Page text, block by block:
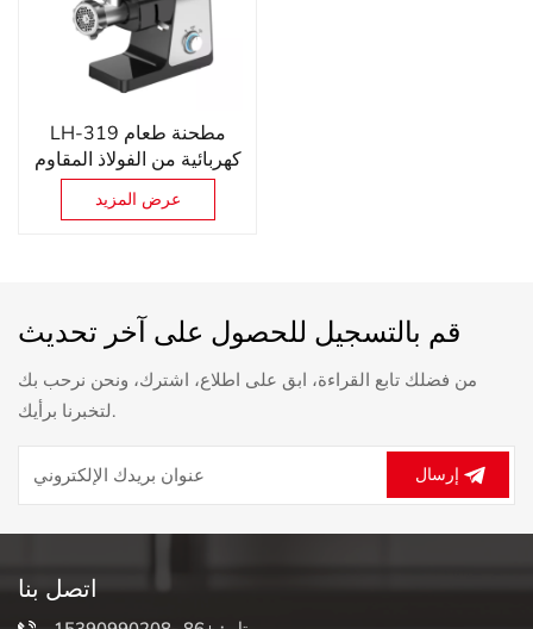
LH-319 مطحنة طعام
كهربائية من الفولاذ المقاوم
للصدأ وتقطيع
عرض المزيد
قم بالتسجيل للحصول على آخر تحديث
من فضلك تابع القراءة، ابق على اطلاع، اشترك، ونحن نرحب بك
لتخبرنا برأيك.
إرسال
اتصل بنا